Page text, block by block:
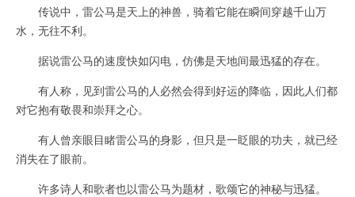
传说中，雷公马是天上的神兽，骑着它能在瞬间穿越千山万
水，无往不利。
据说雷公马的速度快如闪电，仿佛是天地间最迅猛的存在。
有人称，见到雷公马的人必然会得到好运的降临，因此人们都
对它抱有敬畏和崇拜之心。
有人曾亲眼目睹雷公马的身影，但只是一眨眼的功夫，就已经
消失在了眼前。
许多诗人和歌者也以雷公马为题材，歌颂它的神秘与迅猛。